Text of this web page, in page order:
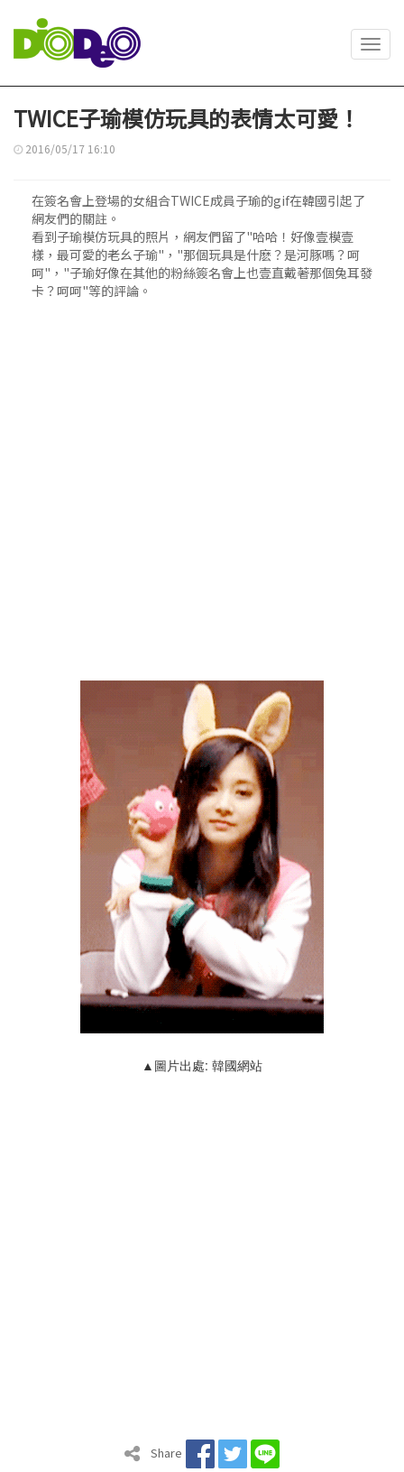
TWICE子瑜模仿玩具的表情太可愛！
2016/05/17 16:10
在簽名會上登場的女組合TWICE成員子瑜的gif在韓國引起了
網友們的關註。
看到子瑜模仿玩具的照片，網友們留了"哈哈！好像壹模壹
樣，最可愛的老幺子瑜"，"那個玩具是什麽？是河豚嗎？呵
呵"，"子瑜好像在其他的粉絲簽名會上也壹直戴著那個兔耳發
卡？呵呵"等的評論。
▲圖片出處: 韓國網站
Share